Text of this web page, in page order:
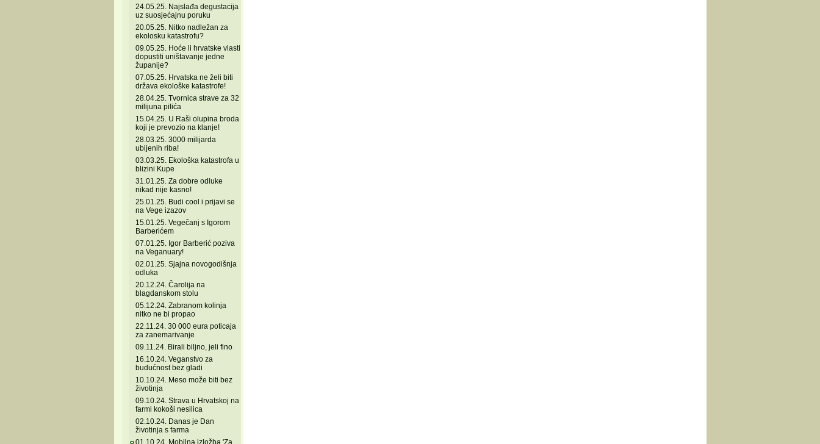
24.05.25. Najslađa degustacija
uz suosjećajnu poruku
20.05.25. Nitko nadležan za
ekolosku katastrofu?
09.05.25. Hoće li hrvatske vlasti
dopustiti uništavanje jedne
županije?
07.05.25. Hrvatska ne želi biti
država ekološke katastrofe!
28.04.25. Tvornica strave za 32
milijuna pilića
15.04.25. U Raši olupina broda
koji je prevozio na klanje!
28.03.25. 3000 milijarda
ubijenih riba!
03.03.25. Ekološka katastrofa u
blizini Kupe
31.01.25. Za dobre odluke
nikad nije kasno!
25.01.25. Budi cool i prijavi se
na Vege izazov
15.01.25. Vegečanj s Igorom
Barberićem
07.01.25. Igor Barberić poziva
na Veganuary!
02.01.25. Sjajna novogodišnja
odluka
20.12.24. Čarolija na
blagdanskom stolu
05.12.24. Zabranom kolinja
nitko ne bi propao
22.11.24. 30 000 eura poticaja
za zanemarivanje
09.11.24. Birali biljno, jeli fino
16.10.24. Veganstvo za
budućnost bez gladi
10.10.24. Meso može biti bez
životinja
09.10.24. Strava u Hrvatskoj na
farmi kokoši nesilica
02.10.24. Danas je Dan
životinja s farma
01.10.24. Mobilna izložba 'Za